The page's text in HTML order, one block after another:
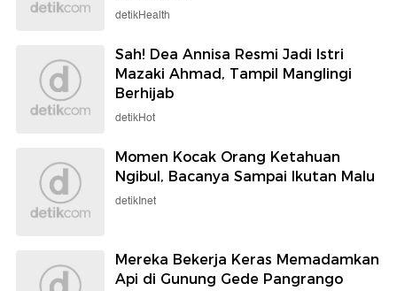
detikHealth
Sah! Dea Annisa Resmi Jadi Istri
Mazaki Ahmad, Tampil Manglingi
Berhijab
detikHot
Momen Kocak Orang Ketahuan
Ngibul, Bacanya Sampai Ikutan Malu
detikInet
Mereka Bekerja Keras Memadamkan
Api di Gunung Gede Pangrango